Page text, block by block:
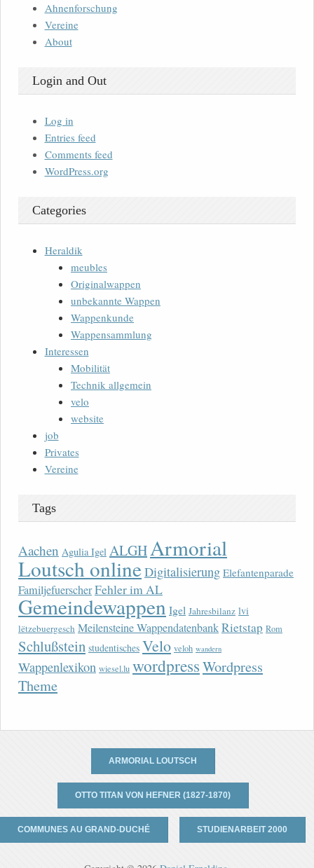
Ahnenforschung
Vereine
About
Login and Out
Log in
Entries feed
Comments feed
WordPress.org
Categories
Heraldik
meubles
Originalwappen
unbekannte Wappen
Wappenkunde
Wappensammlung
Interessen
Mobilität
Technik allgemein
velo
website
job
Privates
Vereine
Tags
Aachen Agulia Igel ALGHArmorial
Loutsch onlineDigitalisierung Elefantenparade
FamiljefuerscherFehler im AL
Gemeindewappen Igel Jahresbilanz lvi
lëtzebuergesch Meilensteine WappendatenbankRietstap Rom
Schlußstein studentisches Velo veloh wandern
Wappenlexikon wiesel.lu wordpressWordpress
Theme
ARMORIAL LOUTSCH
OTTO TITAN VON HEFNER (1827-1870)
COMMUNES AU GRAND-DUCHÉ STUDIENARBEIT 2000